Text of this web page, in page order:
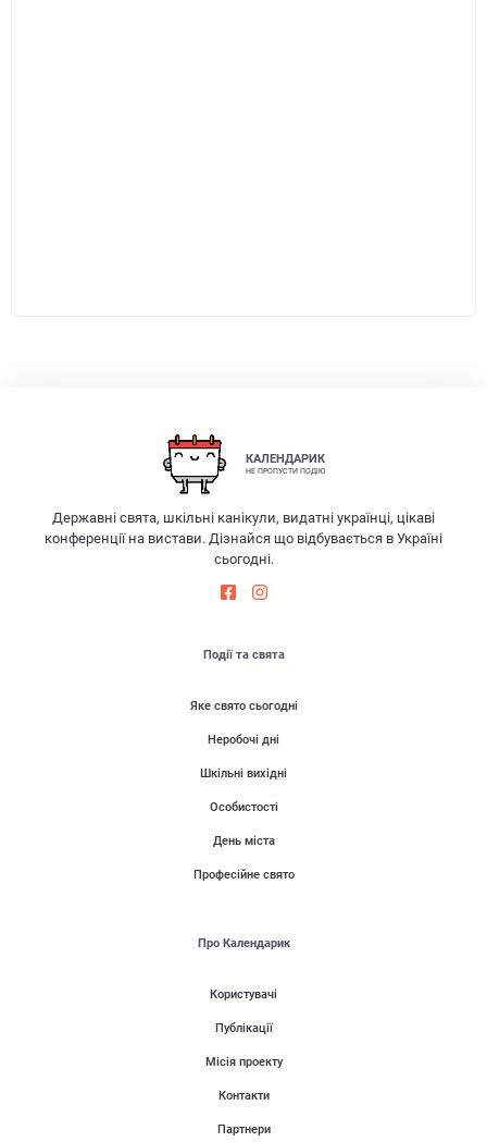
КАЛЕНДАРИК
НЕ ПРОПУСТИ ПОДІЮ
Державні свята, шкільні канікули, видатні українці, цікаві
конференції на вистави. Дізнайся що відбувається в Україні
сьогодні.
Події та свята
Яке свято сьогодні
Неробочі дні
Шкільні вихідні
Особистості
День міста
Професійне свято
Про Календарик
Користувачі
Публікації
Місія проекту
Контакти
Партнери